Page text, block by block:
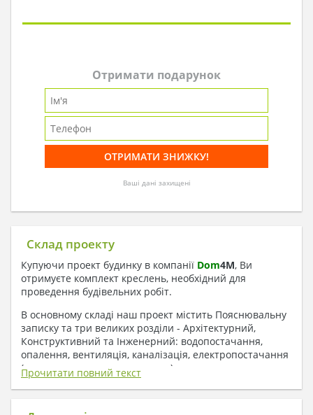
Отримати подарунок
Ваші дані захищені
Склад проекту
Купуючи проект будинку в компанії Dom4M, Ви
отримуєте комплект креслень, необхідний для
проведення будівельних робіт.
В основному складі наш проект містить Пояснювальну
записку та три великих розділи - Архітектурний,
Конструктивний та Інженерний: водопостачання,
опалення, вентиляція, каналізація, електропостачання
( купується за додаткову плату ).
1. До складу Архітектурного розділу
Прочитати повний текст